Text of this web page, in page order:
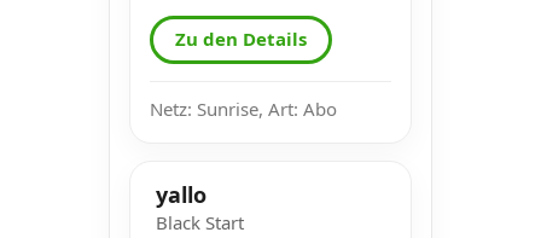
Zu den Details
Netz: Sunrise, Art: Abo
yallo
Black Start